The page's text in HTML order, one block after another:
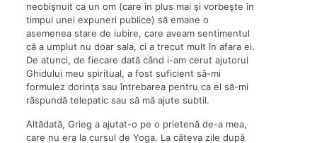
neobişnuit ca un om (care în plus mai şi vorbeşte în
timpul unei expuneri publice) să emane o
asemenea stare de iubire, care aveam sentimentul
că a umplut nu doar sala, ci a trecut mult în afara ei.
De atunci, de fiecare dată când i-am cerut ajutorul
Ghidului meu spiritual, a fost suficient să-mi
formulez dorinţa sau întrebarea pentru ca el să-mi
răspundă telepatic sau să mă ajute subtil.
Altădată, Grieg a ajutat-o pe o prietenă de-a mea,
care nu era la cursul de Yoga. La câteva zile după